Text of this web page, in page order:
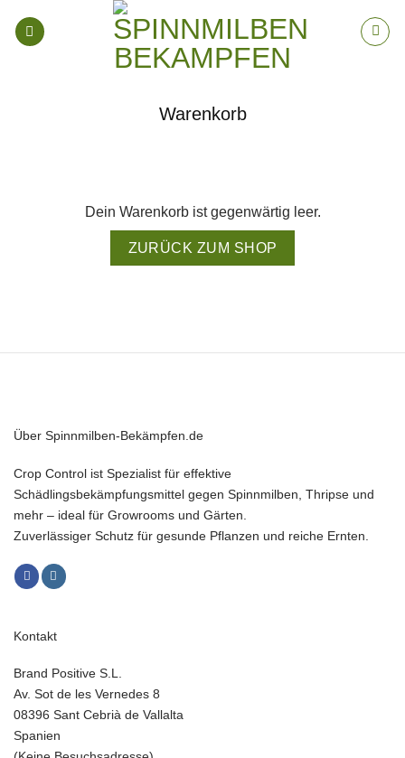
Inhalt
Warenkorb
Dein Warenkorb ist gegenwärtig leer.
ZURÜCK ZUM SHOP
Über Spinnmilben-Bekämpfen.de
Crop Control ist Spezialist für effektive
Schädlingsbekämpfungsmittel gegen Spinnmilben, Thripse und
mehr – ideal für Growrooms und Gärten.
Zuverlässiger Schutz für gesunde Pflanzen und reiche Ernten.
Kontakt
Brand Positive S.L.
Av. Sot de les Vernedes 8
08396 Sant Cebrià de Vallalta
Spanien